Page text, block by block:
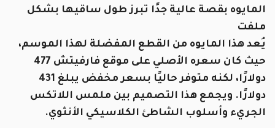
المايوه بقصة عالية جدًا تبرز طول ساقيها بشكل
ملفت
يُعد هذا المايوه من القطع المفضلة لهذا الموسم،
حيث كان سعره الأصلي على موقع فارفيتش 477
دولارًا، لكنه متوفر حاليًا بسعر مخفض يبلغ 431
دولارًا. ويجمع هذا التصميم بين ملمس اللاتكس
الجريء وأسلوب الشاطئ الكلاسيكي الأنثوي.